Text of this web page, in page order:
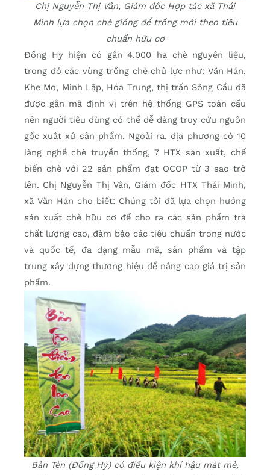
Chị Nguyễn Thị Vân, Giám đốc Hợp tác xã Thái
Minh lựa chọn chè giống để trồng mới theo tiêu
chuẩn hữu cơ
Đồng Hỷ hiện có gần 4.000 ha chè nguyên liệu,
trong đó các vùng trồng chè chủ lực như: Văn Hán,
Khe Mo, Minh Lập, Hóa Trung, thị trấn Sông Cầu đã
được gắn mã định vị trên hệ thống GPS toàn cầu
nên người tiêu dùng có thể dễ dàng truy cứu nguồn
gốc xuất xứ sản phẩm. Ngoài ra, địa phương có 10
làng nghề chè truyền thống, 7 HTX sản xuất, chế
biến chè với 22 sản phẩm đạt OCOP từ 3 sao trở
lên. Chị Nguyễn Thị Vân, Giám đốc HTX Thái Minh,
xã Văn Hán cho biết: Chúng tôi đã lựa chọn hướng
sản xuất chè hữu cơ để cho ra các sản phẩm trà
chất lượng cao, đảm bảo các tiêu chuẩn trong nước
và quốc tế, đa dạng mẫu mã, sản phẩm và tập
trung xây dựng thương hiệu để nâng cao giá trị sản
phẩm.
Bản Tèn (Đồng Hỷ) có điều kiện khí hậu mát mẻ,